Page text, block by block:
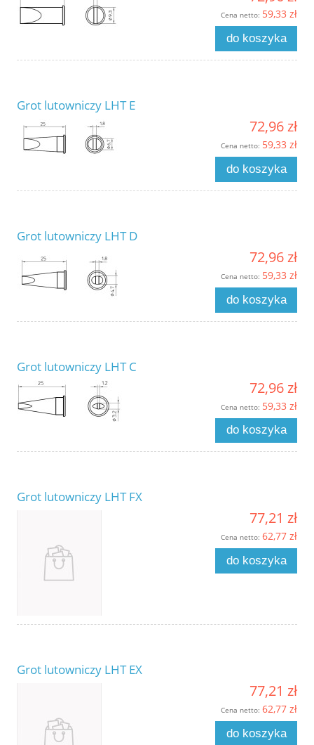
Cena netto: 59,33 zł
do koszyka
Grot lutowniczy LHT E
72,96 zł
Cena netto: 59,33 zł
do koszyka
Grot lutowniczy LHT D
72,96 zł
Cena netto: 59,33 zł
do koszyka
Grot lutowniczy LHT C
72,96 zł
Cena netto: 59,33 zł
do koszyka
Grot lutowniczy LHT FX
77,21 zł
Cena netto: 62,77 zł
do koszyka
Grot lutowniczy LHT EX
77,21 zł
Cena netto: 62,77 zł
do koszyka